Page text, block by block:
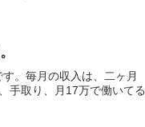
。毎月の収入は、二ヶ月
手取り、月17万で働いてる